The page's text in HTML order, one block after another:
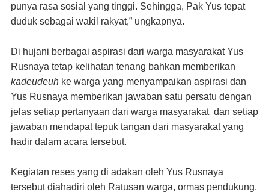
punya rasa sosial yang tinggi. Sehingga, Pak Yus tepat
duduk sebagai wakil rakyat,” ungkapnya.
Di hujani berbagai aspirasi dari warga masyarakat Yus
Rusnaya tetap kelihatan tenang bahkan memberikan
kadeudeuh ke warga yang menyampaikan aspirasi dan
Yus Rusnaya memberikan jawaban satu persatu dengan
jelas setiap pertanyaan dari warga masyarakat dan setiap
jawaban mendapat tepuk tangan dari masyarakat yang
hadir dalam acara tersebut.
Kegiatan reses yang di adakan oleh Yus Rusnaya
tersebut diahadiri oleh Ratusan warga, ormas pendukung,